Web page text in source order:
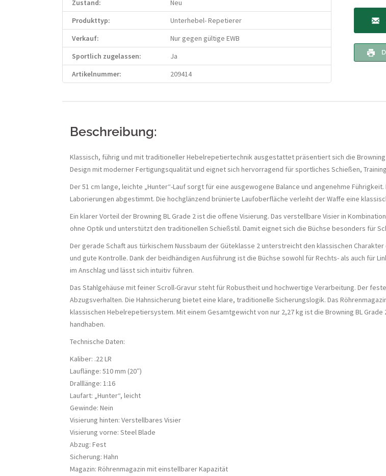
Zustand:
Neu
Produkttyp:
Unterhebel- Repetierer
Verkauf:
Nur gegen gültige EWB
Sportlich zugelassen:
Ja
Artikelnummer:
209414
Beschreibung:
Klassisch, führig und mit traditioneller Hebelrepetiertechnik ausgestattet präsentiert sich die
Design mit moderner Fertigungsqualität und eignet sich hervorragend für sportliches Schießen,
Der 51 cm lange, leichte „Hunter“-Lauf sorgt für eine ausgewogene Balance und angenehme
Laborierungen abgestimmt. Die hochglänzend brünierte Laufoberfläche verleiht der Waffe eine
Ein klarer Vorteil der Browning BL Grade 2 ist die offene Visierung. Das verstellbare Visier in
ohne Optik und unterstützt den traditionellen Schießstil. Damit eignet sich die Büchse besonders für
Der gerade Schaft aus türkischem Nussbaum der Güteklasse 2 unterstreicht den klassischen
und gute Kontrolle. Dank der beidhändigen Ausführung ist die Büchse sowohl für Rechts- als auch für
im Anschlag und lässt sich intuitiv führen.
Das Stahlgehäuse mit feiner Scroll-Gravur steht für Robustheit und hochwertige Verarbeitung. Der
Abzugsverhalten. Die Hahnsicherung bietet eine klare, traditionelle Sicherungslogik. Das
klassischen Hebelrepetiersystem. Mit einem Gesamtgewicht von nur 2,27 kg ist die Browning BL
handhaben.
Technische Daten:
Kaliber: .22 LR
Lauflänge: 510 mm (20″)
Dralllänge: 1:16
Laufart: „Hunter“, leicht
Gewinde: Nein
Visierung hinten: Verstellbares Visier
Visierung vorne: Steel Blade
Abzug: Fest
Sicherung: Hahn
Magazin: Röhrenmagazin mit einstellbarer Kapazität